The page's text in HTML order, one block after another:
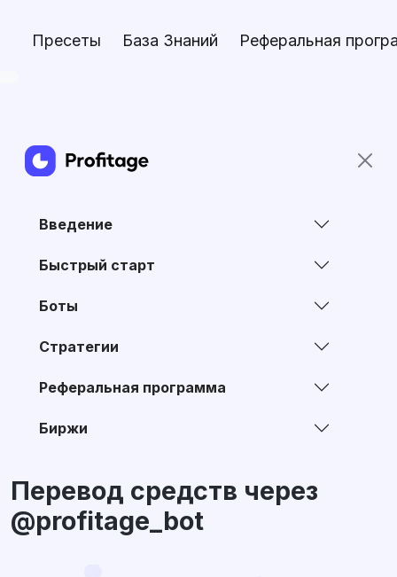
Пресеты База Знаний Реферальная
Введение
Быстрый старт
Боты
Стратегии
Реферальная программа
Биржи
Перевод средств через
@profitage_bot